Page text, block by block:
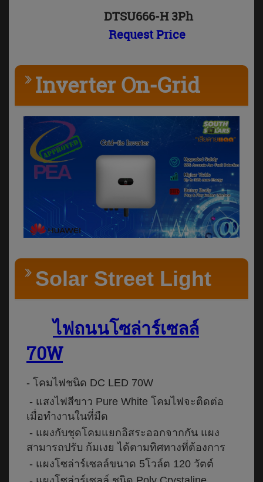
DTSU666-H 3Ph
Request Price
Inverter On-Grid
Solar Street Light
ไฟถนนโซล่าร์เซลล์
70W
- โคมไฟชนิด DC LED 70W
- แสงไฟสีขาว Pure White โคมไฟจะติดต่อ
เมื่อทำงานในที่มืด
- แผงกับชุดโคมแยกอิสระออกจากกัน แผง
สามารถปรับ ก้มเงย ได้ตามทิศทางที่ต้องการ
- แผงโซล่าร์เซลล์ขนาด 5โวล์ต 120 วัตต์